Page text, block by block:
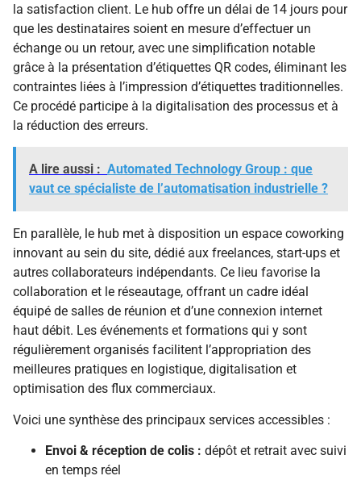
la satisfaction client. Le hub offre un délai de 14 jours pour
que les destinataires soient en mesure d’effectuer un
échange ou un retour, avec une simplification notable
grâce à la présentation d’étiquettes QR codes, éliminant les
contraintes liées à l’impression d’étiquettes traditionnelles.
Ce procédé participe à la digitalisation des processus et à
la réduction des erreurs.
A lire aussi : Automated Technology Group : que
vaut ce spécialiste de l’automatisation industrielle ?
En parallèle, le hub met à disposition un espace coworking
innovant au sein du site, dédié aux freelances, start-ups et
autres collaborateurs indépendants. Ce lieu favorise la
collaboration et le réseautage, offrant un cadre idéal
équipé de salles de réunion et d’une connexion internet
haut débit. Les événements et formations qui y sont
régulièrement organisés facilitent l’appropriation des
meilleures pratiques en logistique, digitalisation et
optimisation des flux commerciaux.
Voici une synthèse des principaux services accessibles :
Envoi & réception de colis : dépôt et retrait avec suivi
en temps réel